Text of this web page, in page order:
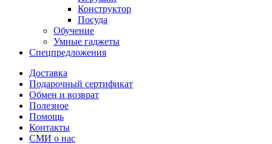
Конструктор
Посуда
Обучение
Умные гаджеты
Спецпредложения
Доставка
Подарочный сертификат
Обмен и возврат
Полезное
Помощь
Контакты
СМИ о нас